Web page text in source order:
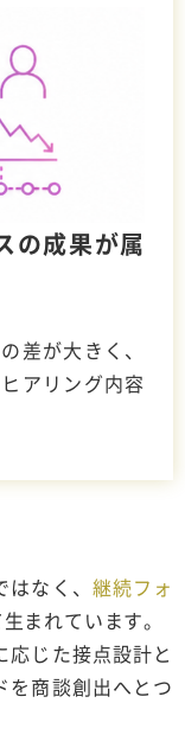
の成果が属
差が大きく、
アリング内容
なく、 継続フォ
まれています。
応じた接点設計と
を商談創出へとつ